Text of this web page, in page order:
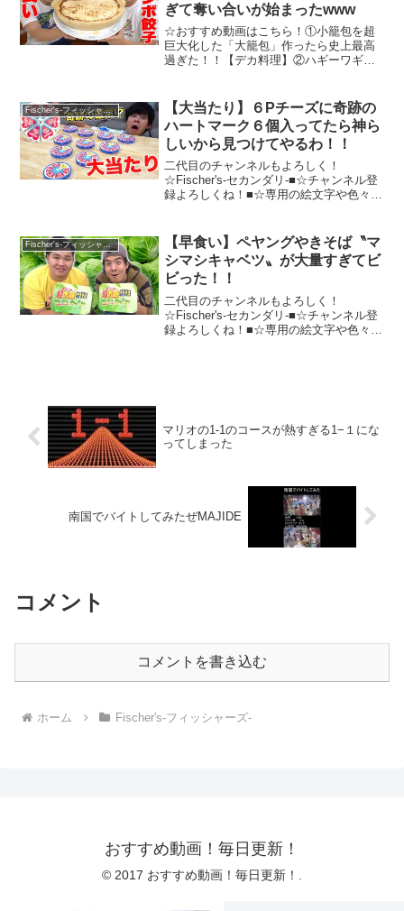
ぎて奪い合いが始まったwww
☆おすすめ動画はこちら！①小籠包を超
巨大化した「大籠包」作ったら史上最高
過ぎた！！【デカ料理】②ハギーワギ
よろしくね！■☆サブチャンネルは
「Fischer's-セカンダ...
Fischer's-フィッシャーズ-
【大当たり】６Pチーズに奇跡の
ハートマーク６個入ってたら神ら
しいから見つけてやるわ！！
二代目のチャンネルもよろしく！
☆Fischer's-セカンダリ-■☆チャンネル登
録よろしくね！■☆専用の絵文字や色々！
ズグッズ！■☆フィッシャーズメンバーの
Twitt...
Fischer's-フィッシャーズ-
【早食い】ペヤングやきそば〝マ
シマシキャベツ〟が大量すぎてビ
ビった！！
二代目のチャンネルもよろしく！
☆Fischer's-セカンダリ-■☆チャンネル登
録よろしくね！■☆専用の絵文字や色々！
マリオの1-1のコースが熱すぎる1−１にな
ってしまった
南国でバイトしてみたぜMAJIDE
コメント
コメントを書き込む
ホーム Fischer's-フィッシャーズ-
おすすめ動画！毎日更新！
© 2017 おすすめ動画！毎日更新！.